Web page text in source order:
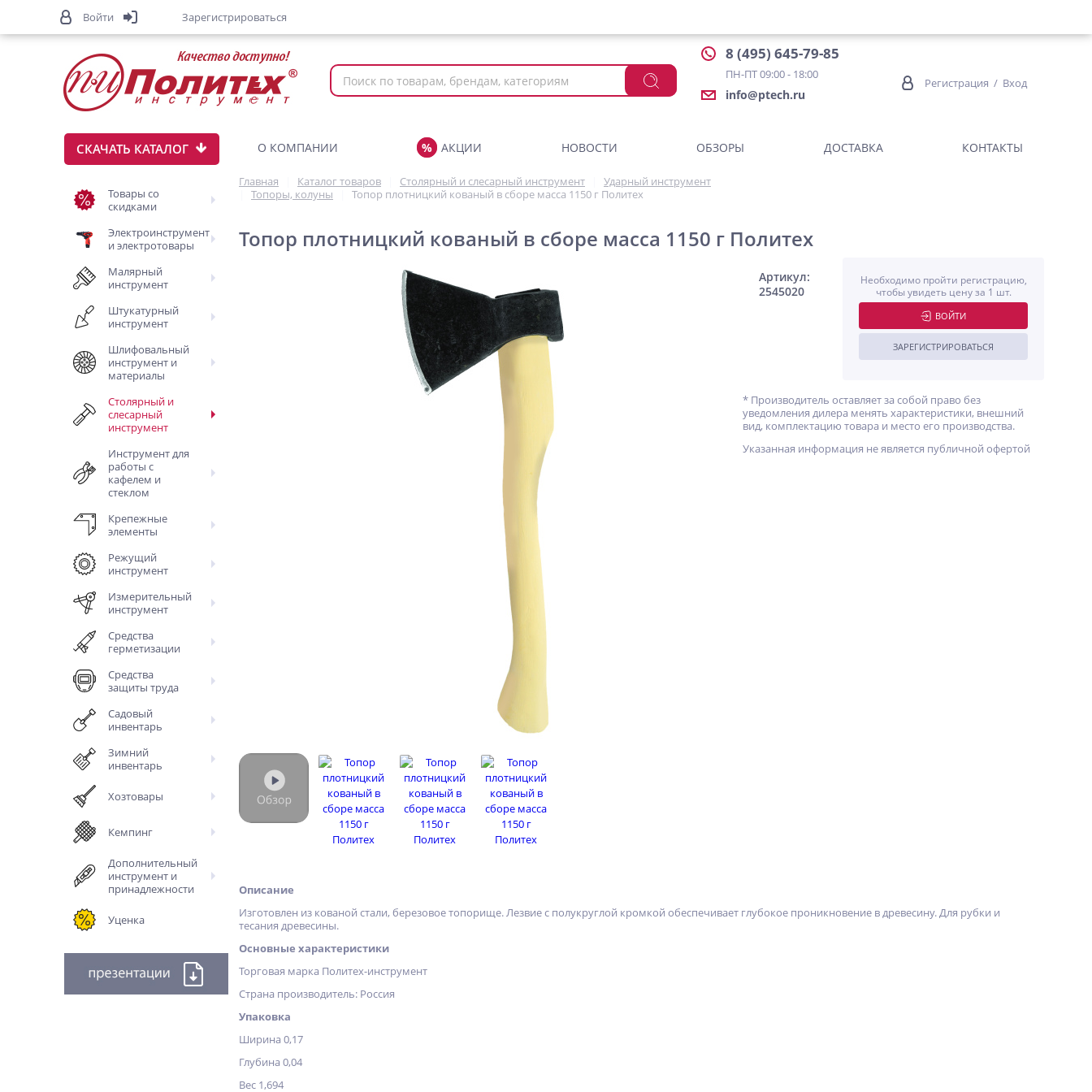
8 (495) 645-79-85
ПН-ПТ 09:00 - 18:00
info@ptech.ru
Регистрация / Вход
СКАЧАТЬ КАТАЛОГ
Товары со
скидками
Электроинструмент
и электротовары
Малярный
инструмент
Штукатурный
инструмент
Шлифовальный
инструмент и
материалы
Столярный и
слесарный
инструмент
Инструмент для
работы с
кафелем и
стеклом
Крепежные
элементы
Режущий
инструмент
Измерительный
инструмент
Средства
герметизации
Средства
защиты труда
Садовый
инвентарь
Зимний
инвентарь
Хозтовары
Кемпинг
Дополнительный
инструмент и
принадлежности
Уценка
О КОМПАНИИ АКЦИИ НОВОСТИ ОБЗОРЫ ДОСТАВКА КОНТАКТЫ
Главная Каталог товаров Столярный и слесарный инструмент
Ударный инструмент
Топоры, колуны
Топор плотницкий кованый в сборе масса 1150 г Политех
Топор плотницкий кованый в сборе масса 1150 г Политех
Артикул:
2545020
Необходимо пройти регистрацию,
чтобы увидеть цену за 1 шт.
ВОЙТИ
ЗАРЕГИСТРИРОВАТЬСЯ
* Производитель оставляет за собой право без
уведомления дилера менять характеристики, внешний
вид, комплектацию товара и место его производства.
Указанная информация не является публичной офертой
Описание
Изготовлен из кованой стали, березовое топорище. Лезвие с полукруглой кромкой обеспечивает глубокое проникновение в древесину. Для рубки и
тесания древесины.
Основные характеристики
Торговая марка Политех-инструмент
Страна производитель: Россия
Упаковка
Ширина 0,17
Глубина 0,04
Вес 1,694
Войти Зарегистрироваться